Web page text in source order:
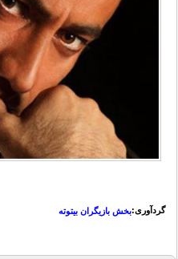
گردآوری:بخش بازیگران بیتوته